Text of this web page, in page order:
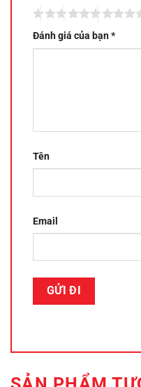
Đánh giá của bạn*
Tên
Email